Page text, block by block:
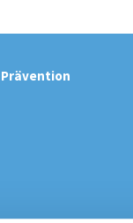
Prävention